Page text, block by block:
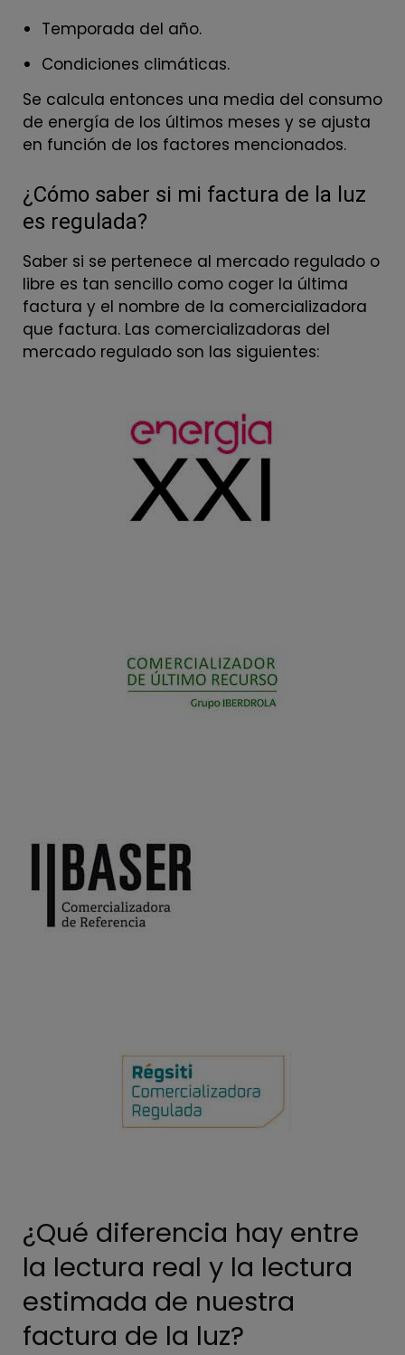
Temporada del año.
Condiciones climáticas.
Se calcula entonces una media del consumo
de energía de los últimos meses y se ajusta
en función de los factores mencionados.
¿Cómo saber si mi factura de la luz
es regulada?
Saber si se pertenece al mercado regulado o
libre es tan sencillo como coger la última
factura y el nombre de la comercializadora
que factura. Las comercializadoras del
mercado regulado son las siguientes:
¿Qué diferencia hay entre
la lectura real y la lectura
estimada de nuestra
factura de la luz?